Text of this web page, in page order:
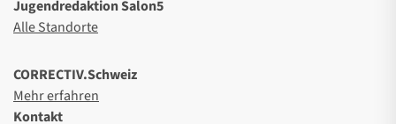
Jugendredaktion Salon5
Alle Standorte
CORRECTIV.Schweiz
Mehr erfahren
Kontakt